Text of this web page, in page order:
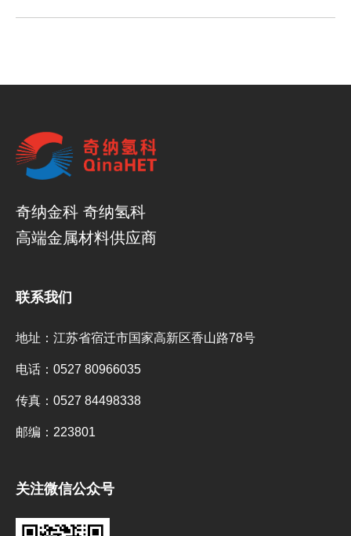
奇纳金科 奇纳氢科
高端金属材料供应商
联系我们
地址： 江苏省宿迁市国家高新区香山路78号
电话： 0527 80966035
传真： 0527 84498338
邮编： 223801
关注微信公众号